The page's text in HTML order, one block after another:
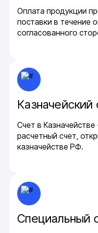
Оплата продукции
поставки в течение
согласованного
Казначейский
Счет в
расчетный счет,
казначействе РФ.
Специальный